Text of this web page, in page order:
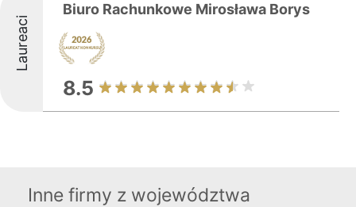
Laureaci
Biuro Rachunkowe Mirosława Borys
8.5
Inne firmy z województwa